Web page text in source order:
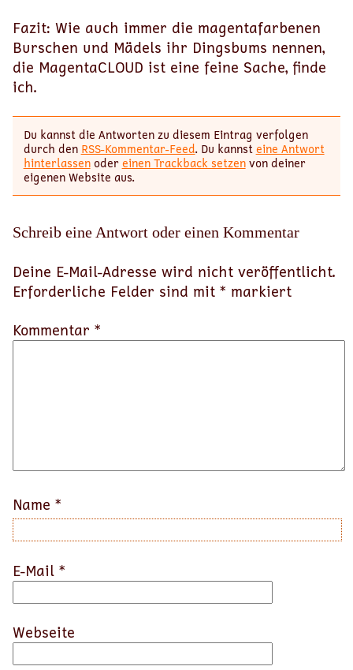
Fazit: Wie auch immer die magentafarbenen
Burschen und Mädels ihr Dingsbums nennen,
die MagentaCLOUD ist eine feine Sache, finde
ich.
Du kannst die Antworten zu diesem Eintrag verfolgen
durch den RSS-Kommentar-Feed. Du kannsteine Antwort
hinterlassenodereinen Trackback setzenvon deiner
eigenen Website aus.
Schreib eine Antwort oder einen Kommentar
Deine E-Mail-Adresse wird nicht veröffentlicht.
Erforderliche Felder sind mit * markiert
Kommentar *
Name *
E-Mail *
Webseite